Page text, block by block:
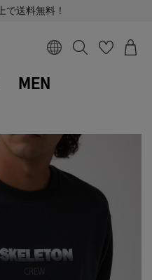
で送料無料！
MEN